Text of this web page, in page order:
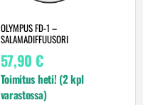
OLYMPUS FD-1 –
SALAMADIFFUUSORI
57,90 €
Toimitus heti! (2 kpl
varastossa)